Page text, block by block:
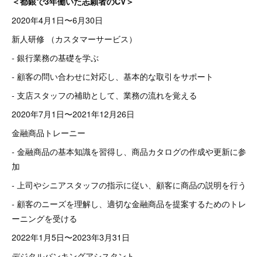
2020年4月1日〜6月30日
新人研修 （カスタマーサービス）
- 銀行業務の基礎を学ぶ
- 顧客の問い合わせに対応し、基本的な取引をサポート
- 支店スタッフの補助として、業務の流れを覚える
2020年7月1日〜2021年12月26日
金融商品トレーニー
- 金融商品の基本知識を習得し、商品カタログの作成や更新に参
加
- 上司やシニアスタッフの指示に従い、顧客に商品の説明を行う
- 顧客のニーズを理解し、適切な金融商品を提案するためのトレ
ーニングを受ける
2022年1月5日〜2023年3月31日